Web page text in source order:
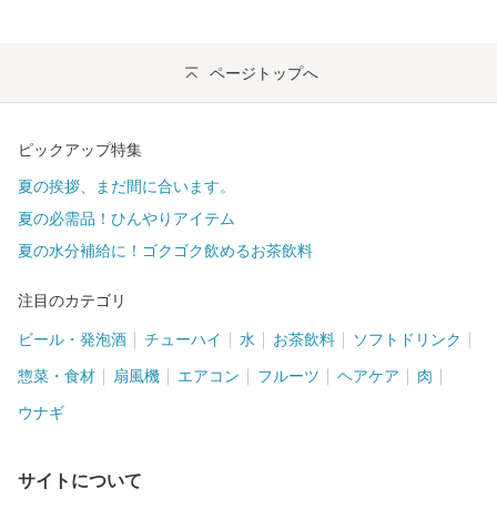
ページトップへ
ピックアップ特集
夏の挨拶、まだ間に合います。
夏の必需品！ひんやりアイテム
夏の水分補給に！ゴクゴク飲めるお茶飲料
注目のカテゴリ
ビール・発泡酒 チューハイ 水 お茶飲料 ソフトドリンク
惣菜・食材 扇風機 エアコン フルーツ ヘアケア 肉
ウナギ
サイトについて